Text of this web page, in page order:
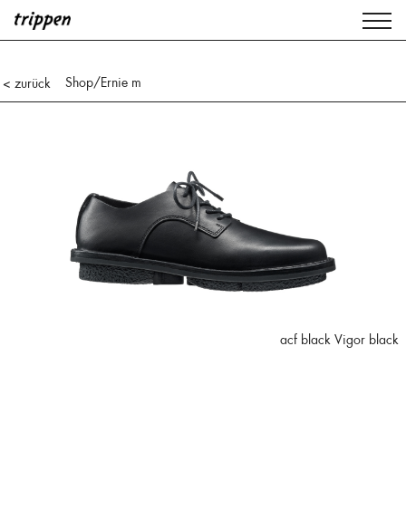
< zurück Shop/Ernie m
acf black Vigor black